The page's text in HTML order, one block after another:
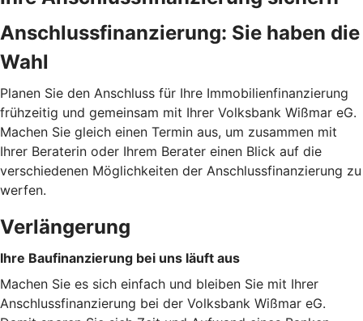
Anschlussfinanzierung: Sie haben die
Wahl
Planen Sie den Anschluss für Ihre Immobilienfinanzierung
frühzeitig und gemeinsam mit Ihrer Volksbank Wißmar eG.
Machen Sie gleich einen Termin aus, um zusammen mit
Ihrer Beraterin oder Ihrem Berater einen Blick auf die
verschiedenen Möglichkeiten der Anschlussfinanzierung zu
werfen.
Verlängerung
Ihre Baufinanzierung bei uns läuft aus
Machen Sie es sich einfach und bleiben Sie mit Ihrer
Anschlussfinanzierung bei der Volksbank Wißmar eG.